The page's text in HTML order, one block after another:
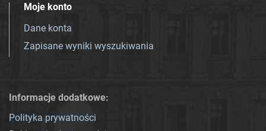
Moje konto
Dane konta
Zapisane wyniki wyszukiwania
Informacje dodatkowe:
Polityka prywatności